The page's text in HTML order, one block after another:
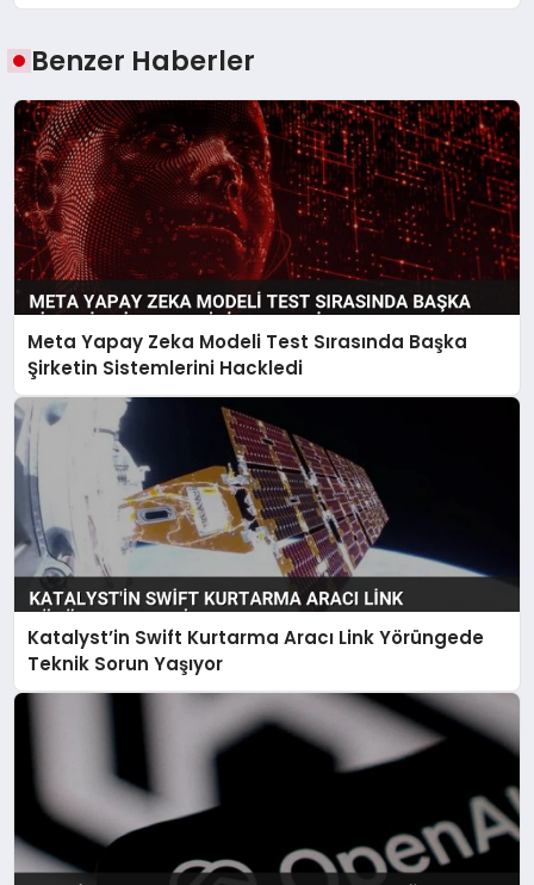
Benzer Haberler
Meta Yapay Zeka Modeli Test Sırasında Başka
Şirketin Sistemlerini Hackledi
Katalyst’in Swift Kurtarma Aracı Link Yörüngede
Teknik Sorun Yaşıyor